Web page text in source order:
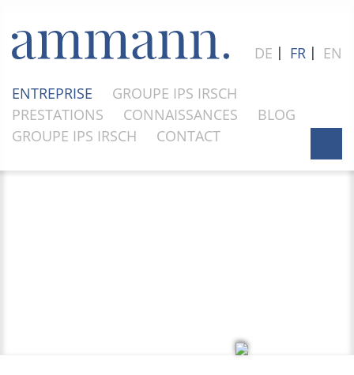
DE 〡 FR 〡 EN
ENTREPRISE
GROUPE IPS IRSCH
PRESTATIONS
CONNAISSANCES
BLOG
GROUPE IPS IRSCH
CONTACT